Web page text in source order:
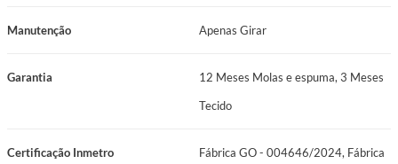
Manutenção Apenas Girar
Garantia
12 Meses Molas e espuma, 3 Meses
Tecido
Certificação Inmetro Fábrica GO - 004646/2024, Fábrica